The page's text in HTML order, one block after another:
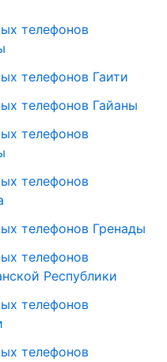
телефонов
телефонов Гаити
телефонов Гайаны
телефонов
телефонов
телефонов Гренады
телефонов
Республики
телефонов
телефонов